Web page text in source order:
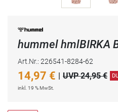
hummel hmlBIRKA
Art.Nr.: 226541-8284-62
14,97 € | UVP 24,95 €
inkl. 19 % MwSt.